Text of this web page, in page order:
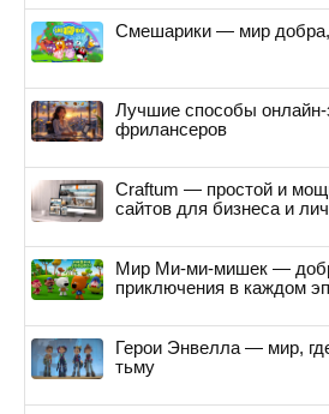
Смешарики — мир
Лучшие способы онлайн-
фрилансеров
Craftum — простой и
сайтов для бизнеса и
Мир Ми-ми-мишек —
приключения в каждом
Герои Энвелла — мир,
тьму